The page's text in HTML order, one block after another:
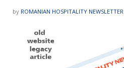
by ROMANIAN HOSPITALITY NEWSLETTER